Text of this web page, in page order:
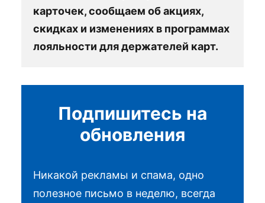
карточек, сообщаем об акциях,
скидках и изменениях в программах
лояльности для держателей карт.
Подпишитесь на
обновления
Никакой рекламы и спама, одно
полезное письмо в неделю, всегда